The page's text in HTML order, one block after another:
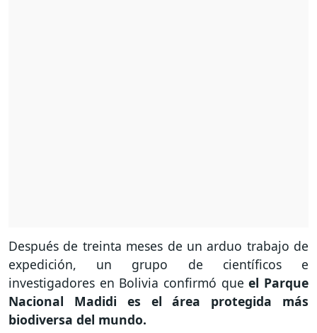
Después de treinta meses de un arduo trabajo de
expedición, un grupo de científicos e
investigadores en Bolivia confirmó queel Parque
Nacional Madidi es el área protegida más
biodiversa del mundo.